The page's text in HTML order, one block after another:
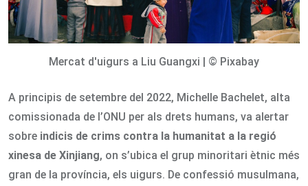
Mercat d'uigurs a Liu Guangxi | © Pixabay
A principis de setembre del 2022, Michelle Bachelet, alta
comissionada de l’ONU per als drets humans, va alertar
sobre indicis de crims contra la humanitat a la regió
xinesa de Xinjiang, on s’ubica el grup minoritari ètnic més
gran de la província, els uigurs. De confessió musulmana,